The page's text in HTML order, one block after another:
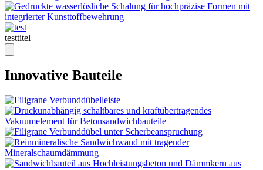
testtitel
Innovative Bauteile